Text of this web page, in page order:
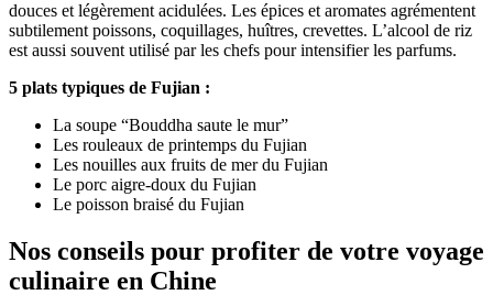
douces et légèrement acidulées. Les épices et aromates agrémentent
subtilement poissons, coquillages, huîtres, crevettes. L’alcool de riz
est aussi souvent utilisé par les chefs pour intensifier les parfums.
5 plats typiques de Fujian :
La soupe “Bouddha saute le mur”
Les rouleaux de printemps du Fujian
Les nouilles aux fruits de mer du Fujian
Le porc aigre-doux du Fujian
Le poisson braisé du Fujian
Nos conseils pour profiter de votre voyage
culinaire en Chine